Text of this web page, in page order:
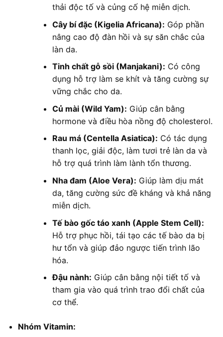
thải độc tố và củng cố hệ miễn dịch.
Cây bí đặc (Kigelia Africana): Góp phần
nâng cao độ đàn hồi và sự săn chắc của
làn da.
Tinh chất gỗ sồi (Manjakani): Có công
dụng hỗ trợ làm se khít và tăng cường sự
vững chắc cho da.
Củ mài (Wild Yam): Giúp cân bằng
hormone và điều hòa nồng độ cholesterol.
Rau má (Centella Asiatica): Có tác dụng
thanh lọc, giải độc, làm tươi trẻ làn da và
hỗ trợ quá trình làm lành tổn thương.
Nha đam (Aloe Vera): Giúp làm dịu mát
da, tăng cường sức đề kháng và khả năng
miễn dịch.
Tế bào gốc táo xanh (Apple Stem Cell):
Hỗ trợ phục hồi, tái tạo các tế bào da bị
hư tổn và giúp đảo ngược tiến trình lão
hóa.
Đậu nành: Giúp cân bằng nội tiết tố và
tham gia vào quá trình trao đổi chất của
cơ thể.
Nhóm Vitamin: